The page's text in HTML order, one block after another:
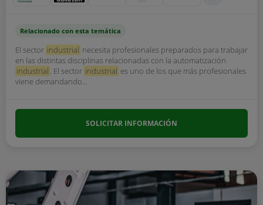
Relacionado con esta temática
El sector industrial necesita profesionales preparados para trabajar
en las distintas disciplinas relacionadas con la automatización
industrial . El sector industrial es uno de los que más profesionales
viene demandando...
SOLICITAR INFORMACIÓN